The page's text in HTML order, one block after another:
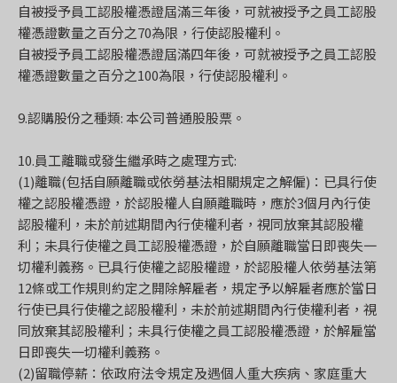
自被授予員工認股權憑證屆滿三年後，可就被授予之員工認股
權憑證數量之百分之70為限，行使認股權利。
自被授予員工認股權憑證屆滿四年後，可就被授予之員工認股
權憑證數量之百分之100為限，行使認股權利。
9.認購股份之種類: 本公司普通股股票。
10.員工離職或發生繼承時之處理方式:
(1)離職(包括自願離職或依勞基法相關規定之解僱)：已具行使
權之認股權憑證，於認股權人自願離職時，應於3個月內行使
認股權利，未於前述期間內行使權利者，視同放棄其認股權
利；未具行使權之員工認股權憑證，於自願離職當日即喪失一
切權利義務。已具行使權之認股權證，於認股權人依勞基法第
12條或工作規則約定之開除解雇者，規定予以解雇者應於當日
行使已具行使權之認股權利，未於前述期間內行使權利者，視
同放棄其認股權利；未具行使權之員工認股權憑證，於解雇當
日即喪失一切權利義務。
(2)留職停薪：依政府法令規定及遇個人重大疾病、家庭重大